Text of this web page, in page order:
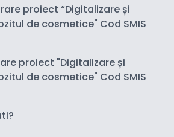
proiect “Digitalizare și
de cosmetice" Cod SMIS
proiect "Digitalizare și
de cosmetice" Cod SMIS